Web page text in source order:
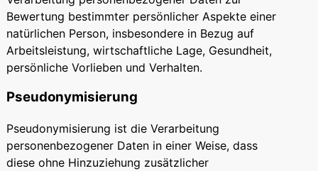
Bewertung bestimmter persönlicher Aspekte einer
natürlichen Person, insbesondere in Bezug auf
Arbeitsleistung, wirtschaftliche Lage, Gesundheit,
persönliche Vorlieben und Verhalten.
Pseudonymisierung
Pseudonymisierung ist die Verarbeitung
personenbezogener Daten in einer Weise, dass
diese ohne Hinzuziehung zusätzlicher